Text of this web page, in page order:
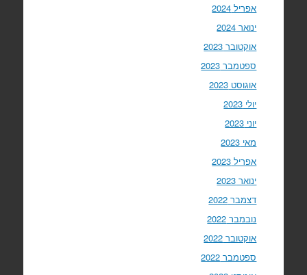
אפריל 2024
ינואר 2024
אוקטובר 2023
ספטמבר 2023
אוגוסט 2023
יולי 2023
יוני 2023
מאי 2023
אפריל 2023
ינואר 2023
דצמבר 2022
נובמבר 2022
אוקטובר 2022
ספטמבר 2022